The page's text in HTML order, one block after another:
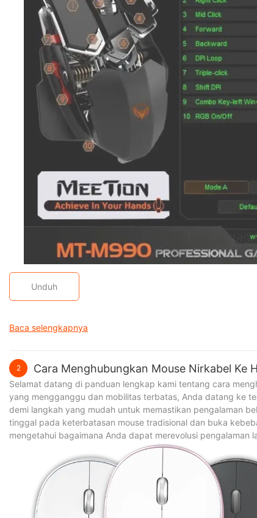
Unduh
Baca selengkapnya
2 Cara Menghubungkan Mouse Nirkabel Ke
Selamat datang di panduan lengkap kami tentang cara
yang mengganggu dan mobilitas terbatas, Anda datang ke
demi langkah yang mudah untuk memastikan pengalaman
tinggal pada keterbatasan mouse tradisional dan buka
mengetahui bagaimana Anda dapat merevolusi pengalaman